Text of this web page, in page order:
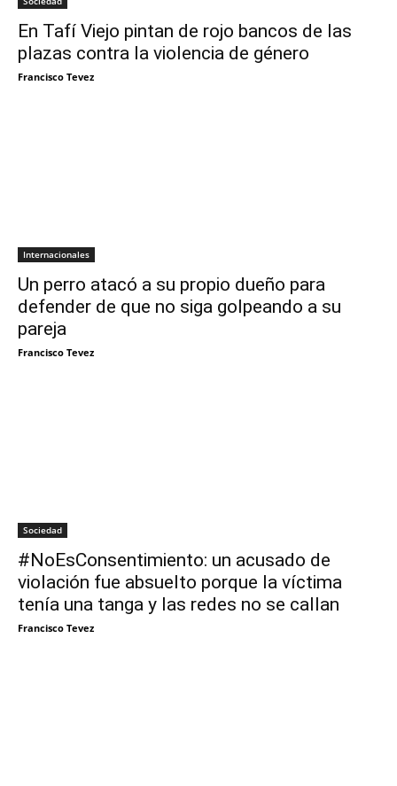
En Tafí Viejo pintan de rojo bancos de las
plazas contra la violencia de género
Francisco Tevez
Internacionales
Un perro atacó a su propio dueño para
defender de que no siga golpeando a su
pareja
Francisco Tevez
Sociedad
#NoEsConsentimiento: un acusado de
violación fue absuelto porque la víctima
tenía una tanga y las redes no se callan
Francisco Tevez